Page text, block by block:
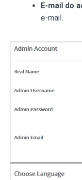
E-mail do
e-mail.